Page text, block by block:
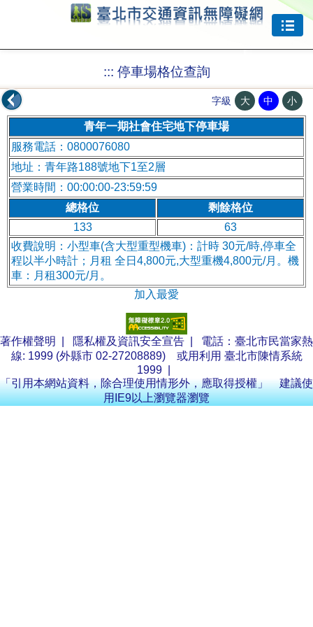
::: 停車場格位查詢
字級 大 中 小
青年一期社會住宅地下停車場
服務電話：0800076080
地址：青年路188號地下1至2層
營業時間：00:00:00-23:59:59
總格位
剩餘格位
133
63
收費說明：小型車(含大型重型機車)：計時 30元/時,停車全
程以半小時計；月租 全日4,800元,大型重機4,800元/月。機
車：月租300元/月。
加入最愛
著作權聲明 隱私權及資訊安全宣告 | 電話：臺北市民當家熱
線: 1999 (外縣市 02-27208889) 或用利用 臺北市陳情系統
1999
「引用本網站資料，除合理使用情形外，應取得授權」 建議使
用IE9以上瀏覽器瀏覽